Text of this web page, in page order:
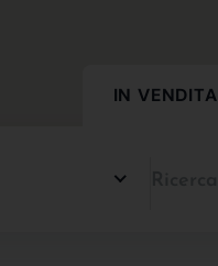
IN VENDITA